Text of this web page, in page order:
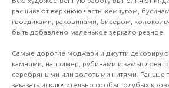
расшивают верхнюю часть жемчугом,
гвоздиками, раковинами, бисером,
быть добавлено маленькое зеркало резное.
Самые дорогие моджари и джутти
камнями, например, рубинами и
серебряными или золотыми нитями. Раньше
заказать исключительно особы голубых